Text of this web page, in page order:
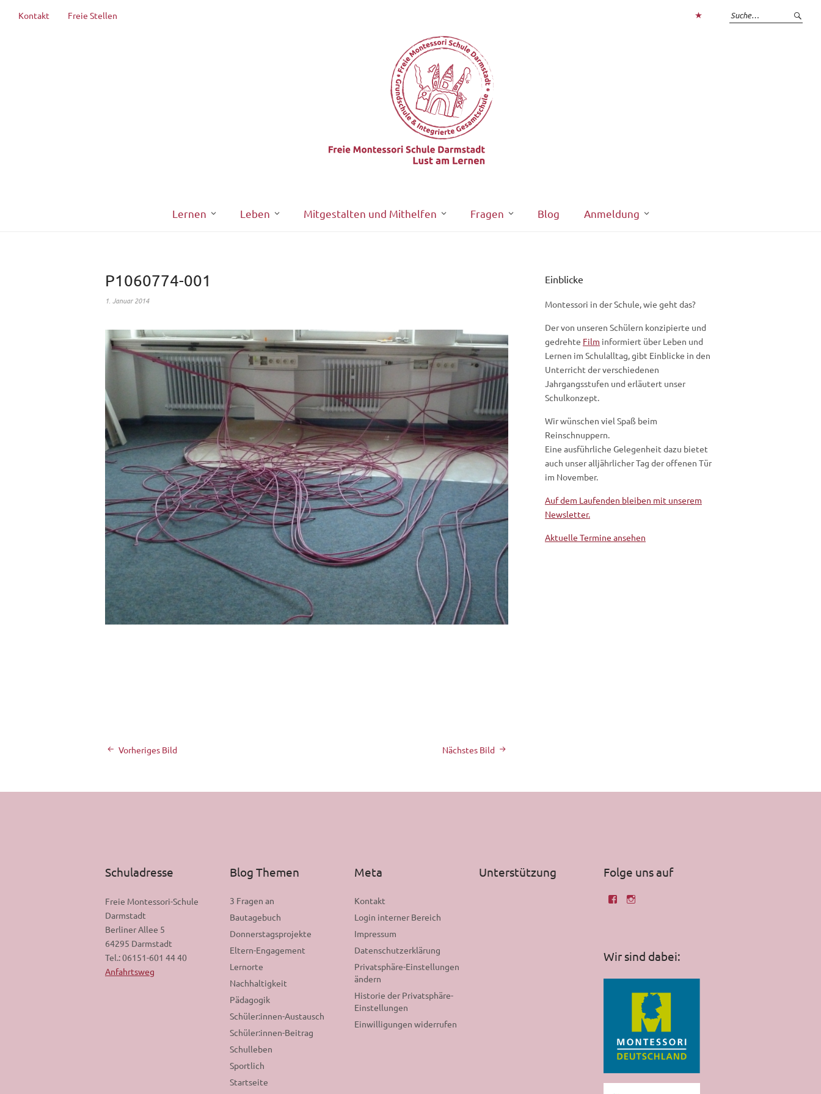
Kontakt
Freie Stellen
Lernen Leben Mitgestalten und Mithelfen Fragen Blog Anmeldung
P1060774-001
1. Januar 2014
Nächstes Bild
Vorheriges Bild
Einblicke
Montessori in der Schule, wie geht das?
Der von unseren Schülern konzipierte und
gedrehte Film informiert über Leben und
Lernen im Schulalltag, gibt Einblicke in den
Unterricht der verschiedenen
Jahrgangsstufen und erläutert unser
Schulkonzept.
Wir wünschen viel Spaß beim
Reinschnuppern.
Eine ausführliche Gelegenheit dazu bietet
auch unser alljährlicher Tag der offenen Tür
im November.
Auf dem Laufenden bleiben mit unserem
Newsletter.
Aktuelle Termine ansehen
Schuladresse
Freie Montessori-Schule
Darmstadt
Berliner Allee 5
64295 Darmstadt
Tel.: 06151-601 44 40
Anfahrtsweg
Blog Themen
3 Fragen an
Bautagebuch
Donnerstagsprojekte
Eltern-Engagement
Lernorte
Nachhaltigkeit
Pädagogik
Schüler:innen-Austausch
Schüler:innen-Beitrag
Schulleben
Sportlich
Startseite
Meta
Kontakt
Login interner Bereich
Impressum
Datenschutzerklärung
Privatsphäre-Einstellungen
ändern
Historie der Privatsphäre-
Einstellungen
Einwilligungen widerrufen
Unterstützung Folge uns auf
Wir sind dabei: